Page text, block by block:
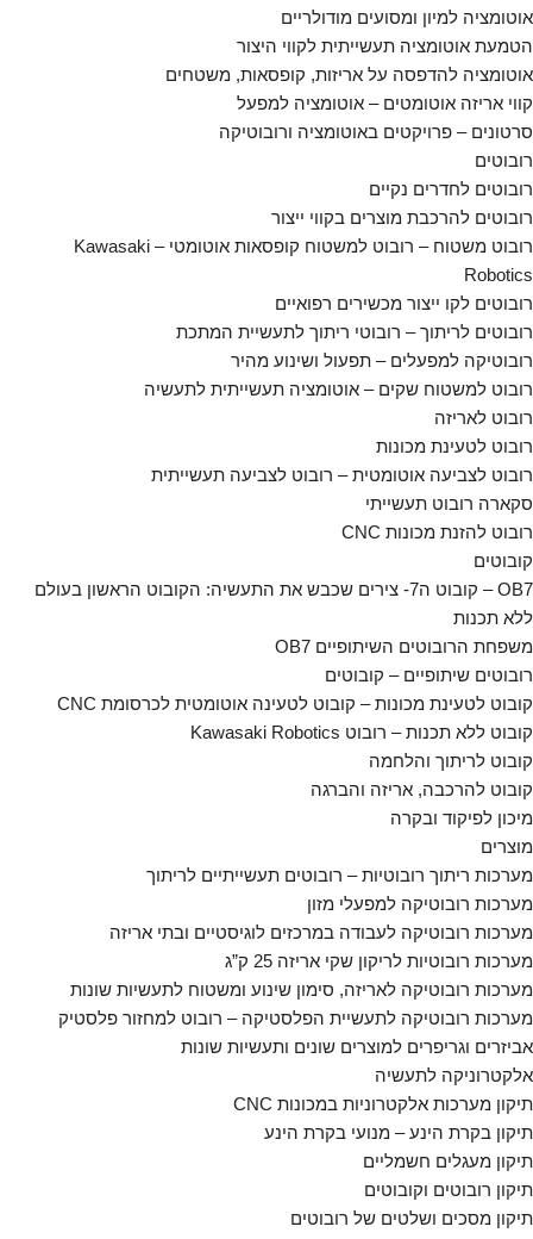
אוטומציה למיון ומסועים מודולריים
הטמעת אוטומציה תעשייתית לקווי היצור
אוטומציה להדפסה על אריזות, קופסאות, משטחים
קווי אריזה אוטומטים – אוטומציה למפעל
סרטונים – פרויקטים באוטומציה ורובוטיקה
רובוטים
רובוטים לחדרים נקיים
רובוטים להרכבת מוצרים בקווי ייצור
רובוט משטוח – רובוט למשטוח קופסאות אוטומטי – Kawasaki
Robotics
רובוטים לקו ייצור מכשירים רפואיים
רובוטים לריתוך – רובוטי ריתוך לתעשיית המתכת
רובוטיקה למפעלים – תפעול ושינוע מהיר
רובוט למשטוח שקים – אוטומציה תעשייתית לתעשיה
רובוט לאריזה
רובוט לטעינת מכונות
רובוט לצביעה אוטומטית – רובוט לצביעה תעשייתית
סקארה רובוט תעשייתי
רובוט להזנת מכונות CNC
קובוטים
OB7 – קובוט ה7- צירים שכבש את התעשיה: הקובוט הראשון בעולם
ללא תכנות
משפחת הרובוטים השיתופיים OB7
רובוטים שיתופיים – קובוטים
קובוט לטעינת מכונות – קובוט לטעינה אוטומטית לכרסומת CNC
קובוט ללא תכנות – רובוט Kawasaki Robotics
קובוט לריתוך והלחמה
קובוט להרכבה, אריזה והברגה
מיכון לפיקוד ובקרה
מוצרים
מערכות ריתוך רובוטיות – רובוטים תעשייתיים לריתוך
מערכות רובוטיקה למפעלי מזון
מערכות רובוטיקה לעבודה במרכזים לוגיסטיים ובתי אריזה
מערכות רובוטיות לריקון שקי אריזה 25 ק”ג
מערכות רובוטיקה לאריזה, סימון שינוע ומשטוח לתעשיות שונות
מערכות רובוטיקה לתעשיית הפלסטיקה – רובוט למחזור פלסטיק
אביזרים וגריפרים למוצרים שונים ותעשיות שונות
אלקטרוניקה לתעשיה
תיקון מערכות אלקטרוניות במכונות CNC
תיקון בקרת הינע – מנועי בקרת הינע
תיקון מעגלים חשמליים
תיקון רובוטים וקובוטים
תיקון מסכים ושלטים של רובוטים